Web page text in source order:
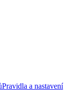
Pravidla a nastavení